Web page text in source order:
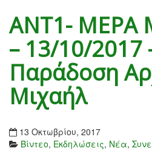
ΑΝΤ1- ΜΕΡΑ
– 13/10/2017
Παράδοση
Μιχαήλ
13 Οκτωβρίου, 2017
Βίντεο, Εκδηλώσεις, Νέα,